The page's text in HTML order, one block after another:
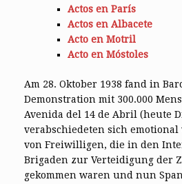
Actos en París
Actos en Albacete
Acto en Motril
Acto en Móstoles
Am 28. Oktober 1938 fand in
Demonstration mit 300.000
Avenida del 14 de Abril (heute
verabschiedeten sich emotional
von Freiwilligen, die in den
Brigaden zur Verteidigung der
gekommen waren und nun